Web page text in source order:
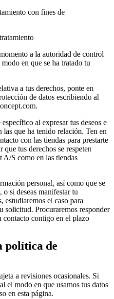
con fines de
a la autoridad de control
en que se ha tratado tu
a tus derechos, ponte en
de datos escribiendo al
al expresar tus deseos e
que ha tenido relación. Ten en
con las tiendas para prestarte
tus derechos se respeten
A/S como en las tiendas
personal, así como que se
si deseas manifestar tu
estudiaremos el caso para
solicitud. Procuraremos responder
contacto contigo en el plazo
política de
a revisiones ocasionales. Si
el modo en que usamos tus datos
en esta página.